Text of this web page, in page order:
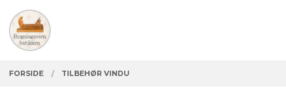
innholdet
PRODUKTER
Lukk
FORSIDE TILBEHØR VINDU